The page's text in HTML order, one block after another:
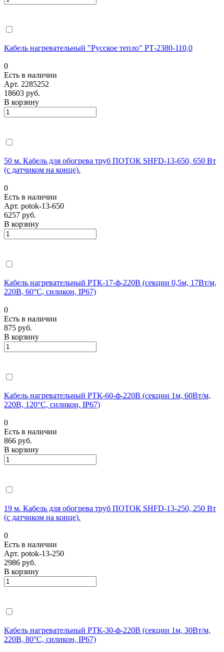
Кабель нагревательный "Русское тепло" РТ-2380-110,0
0
Есть в наличии
Арт. 2285252
18603 руб.
В корзину
50 м. Кабель для обогрева труб ПОТОК SHFD-13-650, 650 Вт
(с датчиком на конце).
0
Есть в наличии
Арт. potok-13-650
6257 руб.
В корзину
Кабель нагревательный РТК-17-ф-220В (секции 0,5м, 17Вт/м,
220В, 60°С, силикон, IP67)
0
Есть в наличии
875 руб.
В корзину
Кабель нагревательный РТК-60-ф-220В (секции 1м, 60Вт/м,
220В, 120°С, силикон, IP67)
0
Есть в наличии
866 руб.
В корзину
19 м. Кабель для обогрева труб ПОТОК SHFD-13-250, 250 Вт
(с датчиком на конце).
0
Есть в наличии
Арт. potok-13-250
2986 руб.
В корзину
Кабель нагревательный РТК-30-ф-220В (секции 1м, 30Вт/м,
220В, 80°С, силикон, IP67)